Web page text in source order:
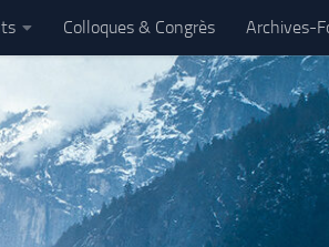
Colloques & Congrès Archives-